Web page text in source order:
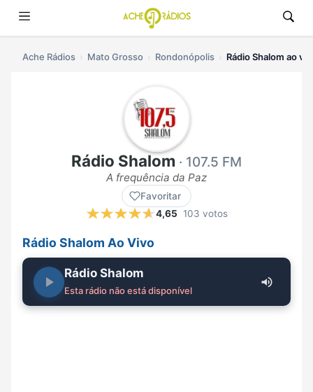
Ache Rádios Mato Grosso Rondonópolis Rádio Shalom ao
Rádio Shalom · 107.5 FM
A frequência da Paz
Favoritar
4,65
103 votos
Rádio Shalom Ao Vivo
Rádio Shalom
Esta rádio não está disponível